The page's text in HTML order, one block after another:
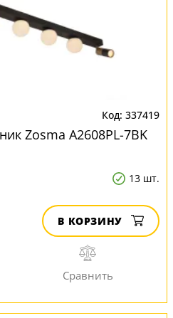
337419
Zosma A2608PL-7BK
13 шт.
В КОРЗИНУ